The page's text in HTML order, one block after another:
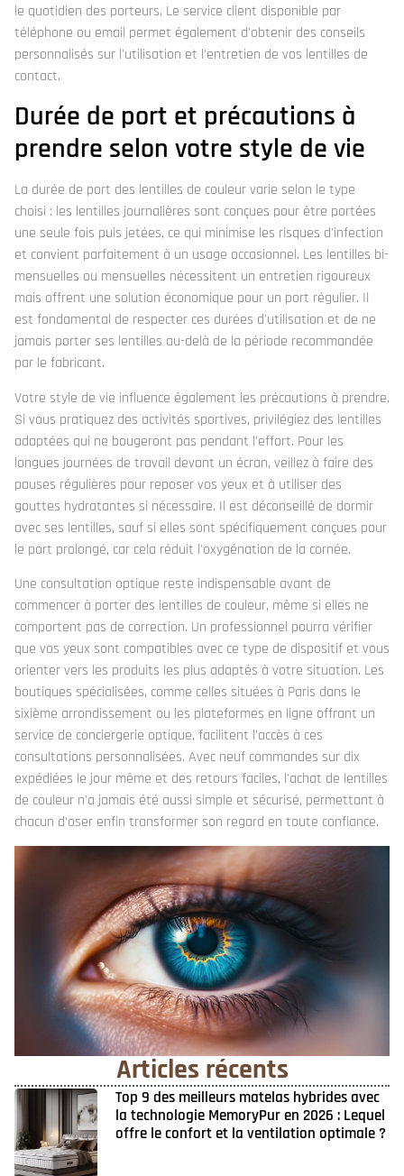
le quotidien des porteurs. Le service client disponible par
téléphone ou email permet également d'obtenir des conseils
personnalisés sur l'utilisation et l'entretien de vos lentilles de
contact.
Durée de port et précautions à
prendre selon votre style de vie
La durée de port des lentilles de couleur varie selon le type
choisi : les lentilles journalières sont conçues pour être portées
une seule fois puis jetées, ce qui minimise les risques d'infection
et convient parfaitement à un usage occasionnel. Les lentilles bi-
mensuelles ou mensuelles nécessitent un entretien rigoureux
mais offrent une solution économique pour un port régulier. Il
est fondamental de respecter ces durées d'utilisation et de ne
jamais porter ses lentilles au-delà de la période recommandée
par le fabricant.
Votre style de vie influence également les précautions à prendre.
Si vous pratiquez des activités sportives, privilégiez des lentilles
adaptées qui ne bougeront pas pendant l'effort. Pour les
longues journées de travail devant un écran, veillez à faire des
pauses régulières pour reposer vos yeux et à utiliser des
gouttes hydratantes si nécessaire. Il est déconseillé de dormir
avec ses lentilles, sauf si elles sont spécifiquement conçues pour
le port prolongé, car cela réduit l'oxygénation de la cornée.
Une consultation optique reste indispensable avant de
commencer à porter des lentilles de couleur, même si elles ne
comportent pas de correction. Un professionnel pourra vérifier
que vos yeux sont compatibles avec ce type de dispositif et vous
orienter vers les produits les plus adaptés à votre situation. Les
boutiques spécialisées, comme celles situées à Paris dans le
sixième arrondissement ou les plateformes en ligne offrant un
service de conciergerie optique, facilitent l'accès à ces
consultations personnalisées. Avec neuf commandes sur dix
expédiées le jour même et des retours faciles, l'achat de lentilles
de couleur n'a jamais été aussi simple et sécurisé, permettant à
chacun d'oser enfin transformer son regard en toute confiance.
Articles récents
Top 9 des meilleurs matelas hybrides avec
la technologie MemoryPur en 2026 : Lequel
offre le confort et la ventilation optimale ?